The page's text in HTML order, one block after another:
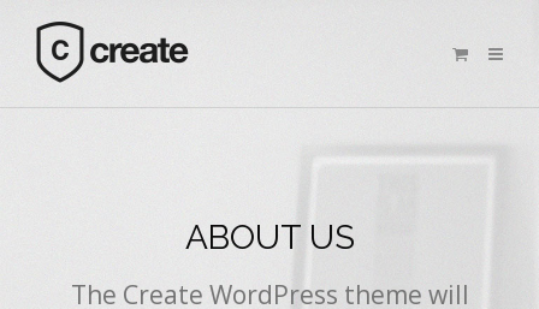
ABOUT US
The Create WordPress theme will